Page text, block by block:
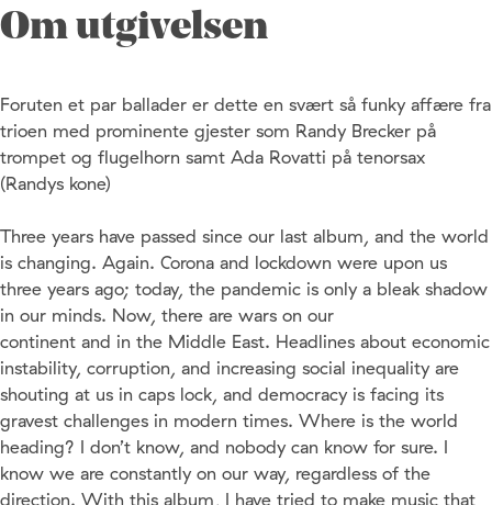
Om utgivelsen
Foruten et par ballader er dette en svært så funky affære fra
trioen med prominente gjester som Randy Brecker på
trompet og flugelhorn samt Ada Rovatti på tenorsax
(Randys kone)
Three years have passed since our last album, and the world
is changing. Again. Corona and lockdown were upon us
three years ago; today, the pandemic is only a bleak shadow
in our minds. Now, there are wars on our
continent and in the Middle East. Headlines about economic
instability, corruption, and increasing social inequality are
shouting at us in caps lock, and democracy is facing its
gravest challenges in modern times. Where is the world
heading? I don’t know, and nobody can know for sure. I
know we are constantly on our way, regardless of the
direction. With this album, I have tried to make music that